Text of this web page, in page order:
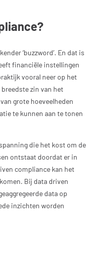
‘buzzword’. En dat is
financiële instellingen
vooral neer op het
zin van het
grote hoeveelheden
te kunnen aan te tonen
die het kost om de
ontstaat doordat er in
compliance kan het
Bij data driven
data op
inzichten worden